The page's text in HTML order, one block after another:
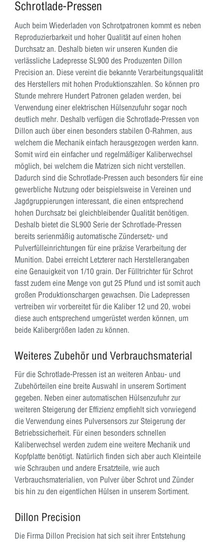
Schrotlade-Pressen
Auch beim Wiederladen von Schrotpatronen kommt es neben
Reproduzierbarkeit und hoher Qualität auf einen hohen
Durchsatz an. Deshalb bieten wir unseren Kunden die
verlässliche Ladepresse SL900 des Produzenten Dillon
Precision an. Diese vereint die bekannte Verarbeitungsqualität
des Herstellers mit hohen Produktionszahlen. So können pro
Stunde mehrere Hundert Patronen geladen werden, bei
Verwendung einer elektrischen Hülsenzufuhr sogar noch
deutlich mehr. Deshalb verfügen die Schrotlade-Pressen von
Dillon auch über einen besonders stabilen O-Rahmen, aus
welchem die Mechanik einfach herausgezogen werden kann.
Somit wird ein einfacher und regelmäßiger Kaliberwechsel
möglich, bei welchem die Matrizen sich nicht verstellen.
Dadurch sind die Schrotlade-Pressen auch besonders für eine
gewerbliche Nutzung oder beispielsweise in Vereinen und
Jagdgruppierungen interessant, die einen entsprechend
hohen Durchsatz bei gleichbleibender Qualität benötigen.
Deshalb bietet die SL900 Serie der Schrotlade-Pressen
bereits serienmäßig automatische Zündersetz- und
Pulverfülleinrichtungen für eine präzise Verarbeitung der
Munition. Dabei erreicht Letzterer nach Herstellerangaben
eine Genauigkeit von 1/10 grain. Der Fülltrichter für Schrot
fasst zudem eine Menge von gut 25 Pfund und ist somit auch
großen Produktionschargen gewachsen. Die Ladepressen
vertreiben wir vorbereitet für die Kaliber 12 und 20, wobei
diese auch entsprechend umgerüstet werden können, um
beide Kalibergrößen laden zu können.
Weiteres Zubehör und Verbrauchsmaterial
Für die Schrotlade-Pressen ist an weiteren Anbau- und
Zubehörteilen eine breite Auswahl in unserem Sortiment
gegeben. Neben einer automatischen Hülsenzufuhr zur
weiteren Steigerung der Effizienz empfiehlt sich vorwiegend
die Verwendung eines Pulversensors zur Steigerung der
Betriebssicherheit. Für einen besonders schnellen
Kaliberwechsel werden zudem eine weitere Mechanik und
Kopfplatte benötigt. Natürlich finden sich aber auch Kleinteile
wie Schrauben und andere Ersatzteile, wie auch
Verbrauchsmaterialien, von Pulver über Schrot und Zünder
bis hin zu den eigentlichen Hülsen in unserem Sortiment.
Dillon Precision
Die Firma Dillon Precision hat sich seit ihrer Entstehung